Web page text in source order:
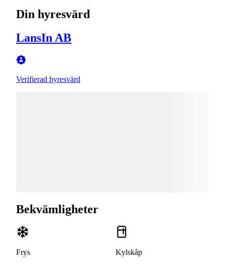
Din hyresvärd
LansIn AB
Verifierad hyresvärd
Bekvämligheter
Frys Kylskåp